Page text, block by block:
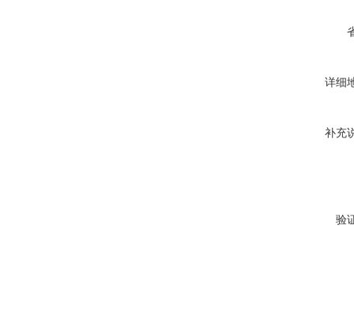
详细
补充
验